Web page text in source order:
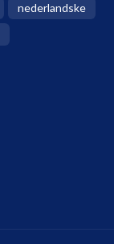
nederlandske